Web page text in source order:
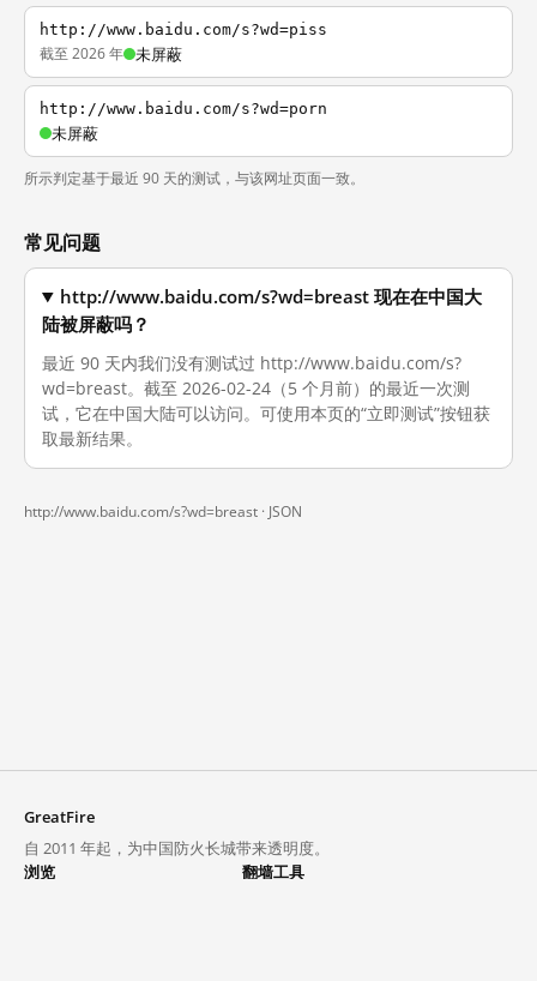
http://www.baidu.com/s?wd=piss
截至 2026 年 未屏蔽
http://www.baidu.com/s?wd=porn
未屏蔽
所示判定基于最近 90 天的测试，与该网址页面一致。
常见问题
http://www.baidu.com/s?wd=breast 现在在中国大
陆被屏蔽吗？
最近 90 天内我们没有测试过 http://www.baidu.com/s?
wd=breast。截至 2026-02-24（5 个月前）的最近一次测
试，它在中国大陆可以访问。可使用本页的“立即测试”按钮获
取最新结果。
http://www.baidu.com/s?wd=breast · JSON
GreatFire
自 2011 年起，为中国防火长城带来透明度。
浏览
翻墙工具